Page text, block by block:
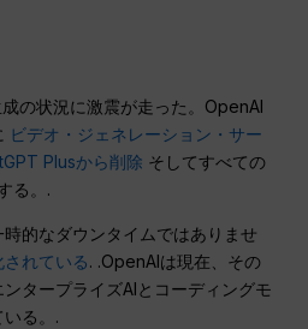
の状況に激震が走った。OpenAI
ビデオ・ジェネレーション・サー
Plusから削除 そしてすべての
る。.
的なダウンタイムではありませ
れている. .OpenAIは現在、その
タープライズAIとコーディングモ
る。.